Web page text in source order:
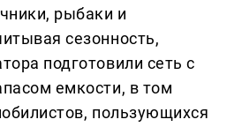
рыбаки и
сезонность,
подготовили сеть с
емкости, в том
пользующихся